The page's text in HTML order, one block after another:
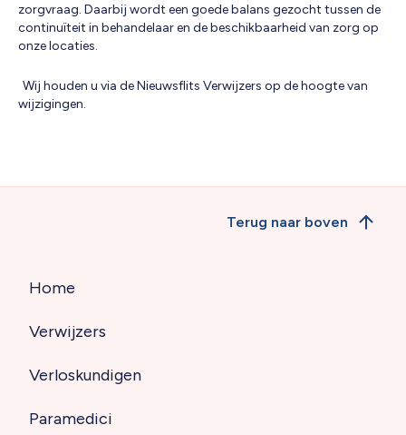
zorgvraag. Daarbij wordt een goede balans gezocht tussen de
continuïteit in behandelaar en de beschikbaarheid van zorg op
onze locaties.
Wij houden u via de Nieuwsflits Verwijzers op de hoogte van
wijzigingen.
(footer)
Home
Verwijzers
Verloskundigen
Paramedici
Terug naar boven